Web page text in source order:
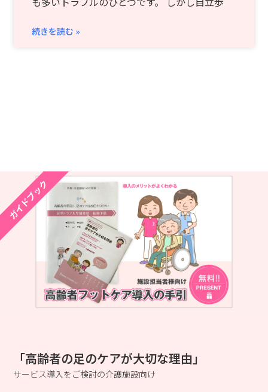
続きを読む »
「高齢者の足のケアが大切な理由」
サービス導入をご検討の介護施設向け
ガイドブック